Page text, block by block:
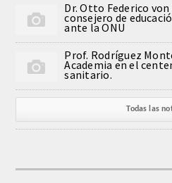
CONTACTO
Dr. Otto Federico
consejero de
ante la ONU
Prof. Rodríguez
Academia en el
sanitario.
Todas las